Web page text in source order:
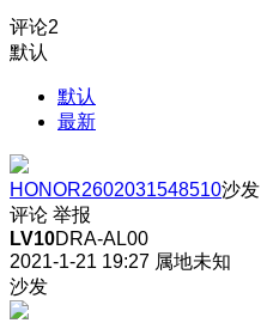
评论2
默认
默认
最新
HONOR2602031548510沙发
评论 举报
LV10DRA-AL00
2021-1-21 19:27 属地未知
沙发